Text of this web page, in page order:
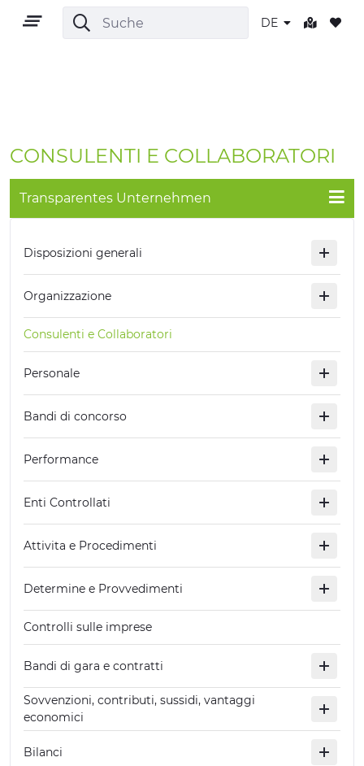
DE
KULTUR
NATUR UND WELLNESS
ERLEBNISSE
EVENTS
OFFERTE
CONSULENTI E COLLABORATORI
Transparentes Unternehmen
Disposizioni generali
Organizzazione
Consulenti e Collaboratori
Personale
Bandi di concorso
Performance
Enti Controllati
Attivita e Procedimenti
Determine e Provvedimenti
Controlli sulle imprese
Bandi di gara e contratti
Sovvenzioni, contributi, sussidi, vantaggi
economici
Bilanci